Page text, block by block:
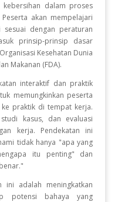
dalam proses
akan mempelajari
dengan peraturan
prinsip-prinsip dasar
Kesehatan Dunia
Makanan (FDA).
interaktif dan praktik
memungkinkan peserta
praktik di tempat kerja.
kasus, dan evaluasi
kerja. Pendekatan ini
tidak hanya "apa yang
itu penting" dan
ini adalah meningkatkan
potensi bahaya yang